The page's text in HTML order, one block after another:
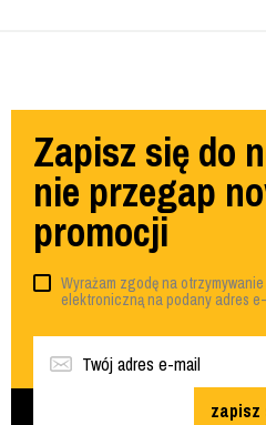
Zapisz się do
nie przegap
promocji
Wyrażam zgodę na
elektroniczną na podany adres e-
zapisz